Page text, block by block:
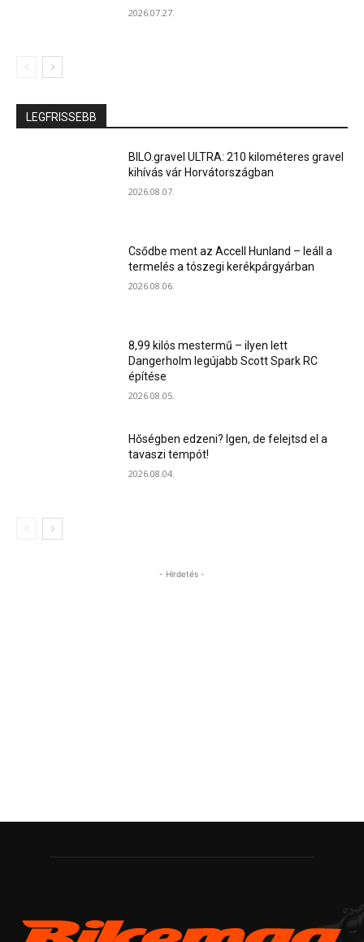
2026.07.27.
LEGFRISSEBB
BILO.gravel ULTRA: 210 kilométeres gravel
kihívás vár Horvátországban
2026.08.07.
Csődbe ment az Accell Hunland – leáll a
termelés a tószegi kerékpárgyárban
2026.08.06.
8,99 kilós mestermű – ilyen lett
Dangerholm legújabb Scott Spark RC
építése
2026.08.05.
Hőségben edzeni? Igen, de felejtsd el a
tavaszi tempót!
2026.08.04.
- Hirdetés -